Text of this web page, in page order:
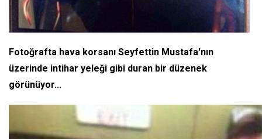
Fotoğrafta hava korsanı Seyfettin Mustafa'nın
üzerinde intihar yeleği gibi duran bir düzenek
görünüyor...